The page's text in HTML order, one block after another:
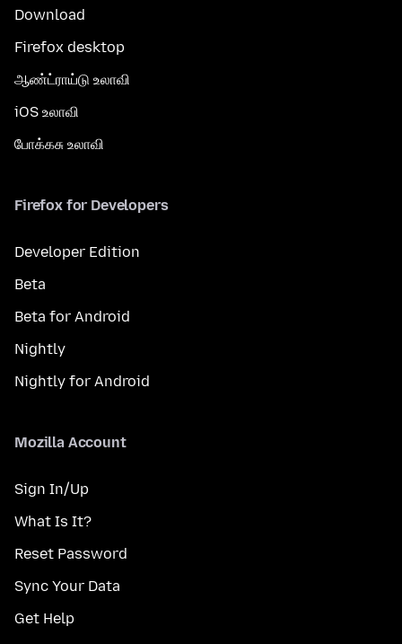
Download
Firefox desktop
ஆண்ட்ராய்டு உலாவி
iOS உலாவி
போக்கசு உலாவி
Firefox for Developers
Developer Edition
Beta
Beta for Android
Nightly
Nightly for Android
Mozilla Account
Sign In/Up
What Is It?
Reset Password
Sync Your Data
Get Help